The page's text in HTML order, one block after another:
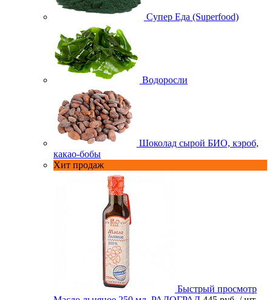
Супер Еда (Superfood)
Водоросли
Шоколад сырой БИО, кэроб,
какао-бобы
Хит продаж
Быстрый просмотр